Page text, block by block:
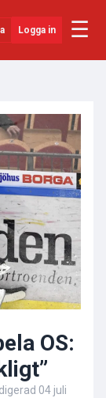
Logga in ☰
OS:
04 juli